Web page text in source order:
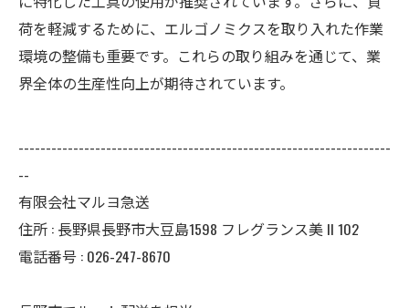
荷を軽減するために、エルゴノミクスを取り入れた作業
環境の整備も重要です。これらの取り組みを通じて、業
界全体の生産性向上が期待されています。
--------------------------------------------------------------------
--
有限会社マルヨ急送
住所 : 長野県長野市大豆島1598 フレグランス美 II 102
電話番号 : 026-247-8670